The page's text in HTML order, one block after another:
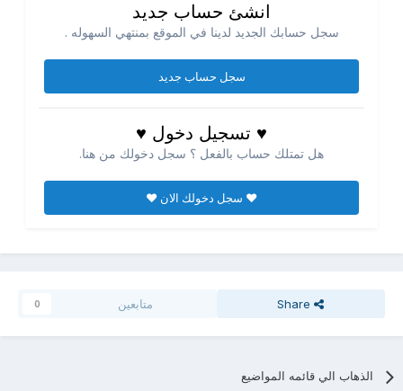
انشئ حساب جديد
سجل حسابك الجديد لدينا في الموقع بمنتهي السهوله .
سجل حساب جديد
♥ تسجيل دخول ♥
هل تمتلك حساب بالفعل ؟ سجل دخولك من هنا.
♥ سجل دخولك الان ♥
Share متابعين 0
الذهاب الي قائمه المواضيع